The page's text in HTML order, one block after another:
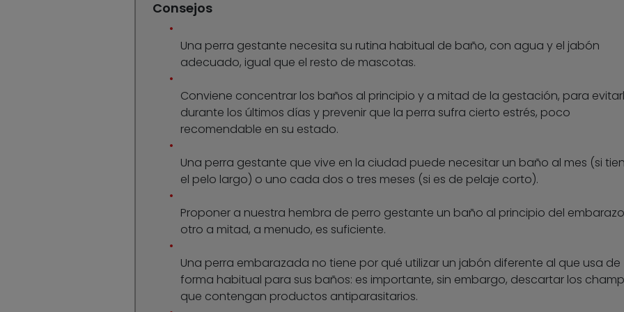
Consejos
Una perra gestante necesita su rutina habitual de baño, con agua y el jabón
adecuado, igual que el resto de mascotas.
Conviene concentrar los baños al principio y a mitad de la gestación, para
durante los últimos días y prevenir que la perra sufra cierto estrés, poco
recomendable en su estado.
Una perra gestante que vive en la ciudad puede necesitar un baño al mes (si
el pelo largo) o uno cada dos o tres meses (si es de pelaje corto).
Proponer a nuestra hembra de perro gestante un baño al principio del
otro a mitad, a menudo, es suficiente.
Una perra embarazada no tiene por qué utilizar un jabón diferente al que usa de
forma habitual para sus baños: es importante, sin embargo, descartar los
que contengan productos antiparasitarios.